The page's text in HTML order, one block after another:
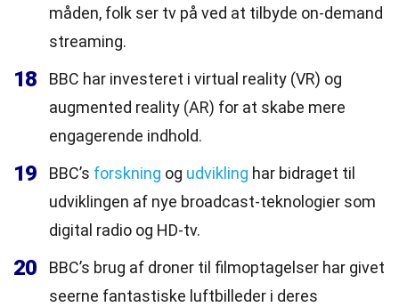
måden, folk ser tv på ved at tilbyde on-demand
streaming.
18
BBC har investeret i virtual reality (VR) og
augmented reality (AR) for at skabe mere
engagerende indhold.
19 BBC’s forskning og udvikling har bidraget til
udviklingen af nye broadcast-teknologier som
digital radio og HD-tv.
20
BBC’s brug af droner til filmoptagelser har givet
seerne fantastiske luftbilleder i deres